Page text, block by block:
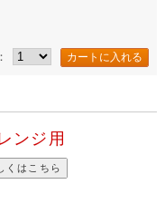
ジ用
くはこちら